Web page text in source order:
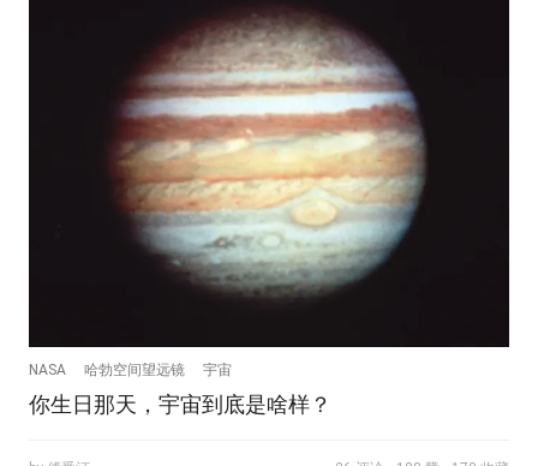
NASA 哈勃空间望远镜 宇宙
你生日那天，宇宙到底是啥样？